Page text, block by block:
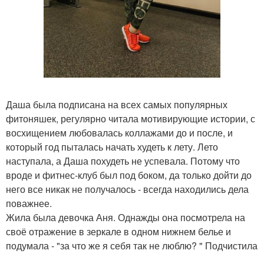
Даша была подписана на всех самых популярных
фитоняшек, регулярно читала мотивирующие истории, с
восхищением любовалась коллажами до и после, и
который год пыталась начать худеть к лету. Лето
наступала, а Даша похудеть не успевала. Потому что
вроде и фитнес-клуб был под боком, да только дойти до
него все никак не получалось - всегда находились дела
поважнее.
Жила была девочка Аня. Однажды она посмотрела на
своё отражение в зеркале в одном нижнем белье и
подумала - "за что же я себя так не люблю? " Подчистила